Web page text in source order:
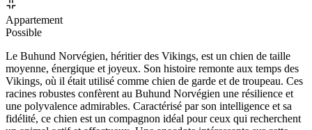
Appartement
Possible
Le Buhund Norvégien, héritier des Vikings, est un chien de taille
moyenne, énergique et joyeux. Son histoire remonte aux temps des
Vikings, où il était utilisé comme chien de garde et de troupeau. Ces
racines robustes confèrent au Buhund Norvégien une résilience et
une polyvalence admirables. Caractérisé par son intelligence et sa
fidélité, ce chien est un compagnon idéal pour ceux qui recherchent